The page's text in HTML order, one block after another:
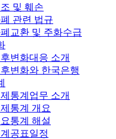
및 훼손
관련 법규
교환 및 주화수급
변화대응 소개
변화와 한국은행
통계업무 소개
통계 개요
통계 해설
공표일정